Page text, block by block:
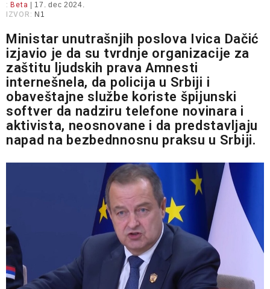
: Beta | 17. dec 2024.
IZVOR: N1
Ministar unutrašnjih poslova Ivica Dačić
izjavio je da su tvrdnje organizacije za
zaštitu ljudskih prava Amnesti
internešnela, da policija u Srbiji i
obaveštajne službe koriste špijunski
softver da nadziru telefone novinara i
aktivista, neosnovane i da predstavljaju
napad na bezbednnosnu praksu u Srbiji.